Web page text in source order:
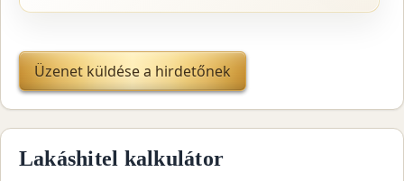
Üzenet küldése a hirdetőnek
Lakáshitel kalkulátor